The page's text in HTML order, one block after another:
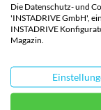
Die Datenschutz- und
'INSTADRIVE GmbH',
INSTADRIVE
Magazin.